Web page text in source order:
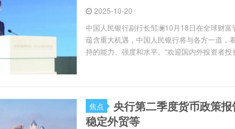
2025-10-20
中国人民银行副行长邹澜10月18日在全球财
蕴含重大机遇，中国人民银行将与各方一道，
持的能力、强度和水平。“欢迎国内外投资者投
焦点
央行第二季度货币政策报
稳定外贸等